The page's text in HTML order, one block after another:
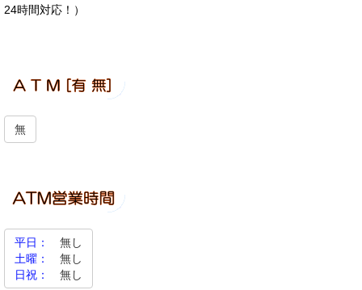
24時間対応！）
無
平日：
無し
土曜：
無し
日祝：
無し